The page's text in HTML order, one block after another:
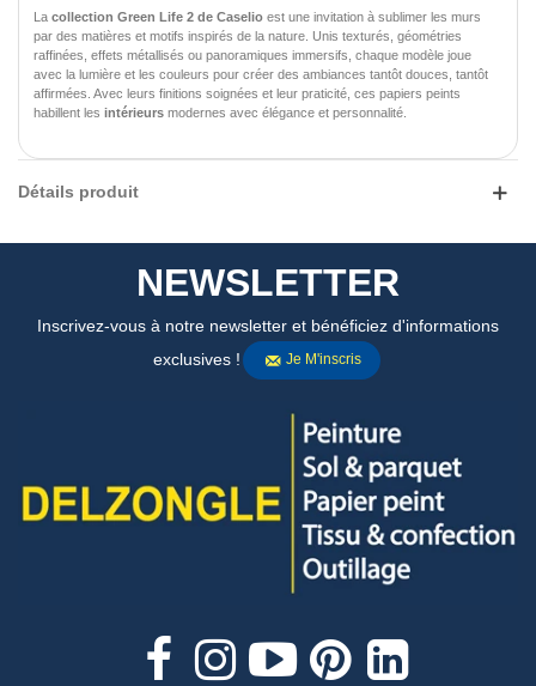
La collection Green Life 2 de Caselio est une invitation à sublimer les murs
par des matières et motifs inspirés de la nature. Unis texturés, géométries
raffinées, effets métallisés ou panoramiques immersifs, chaque modèle joue
avec la lumière et les couleurs pour créer des ambiances tantôt douces, tantôt
affirmées. Avec leurs finitions soignées et leur praticité, ces papiers peints
habillent les intérieurs modernes avec élégance et personnalité.
Détails produit
NEWSLETTER
Inscrivez-vous à notre newsletter et bénéficiez d'informations
exclusives !
Je M'inscris